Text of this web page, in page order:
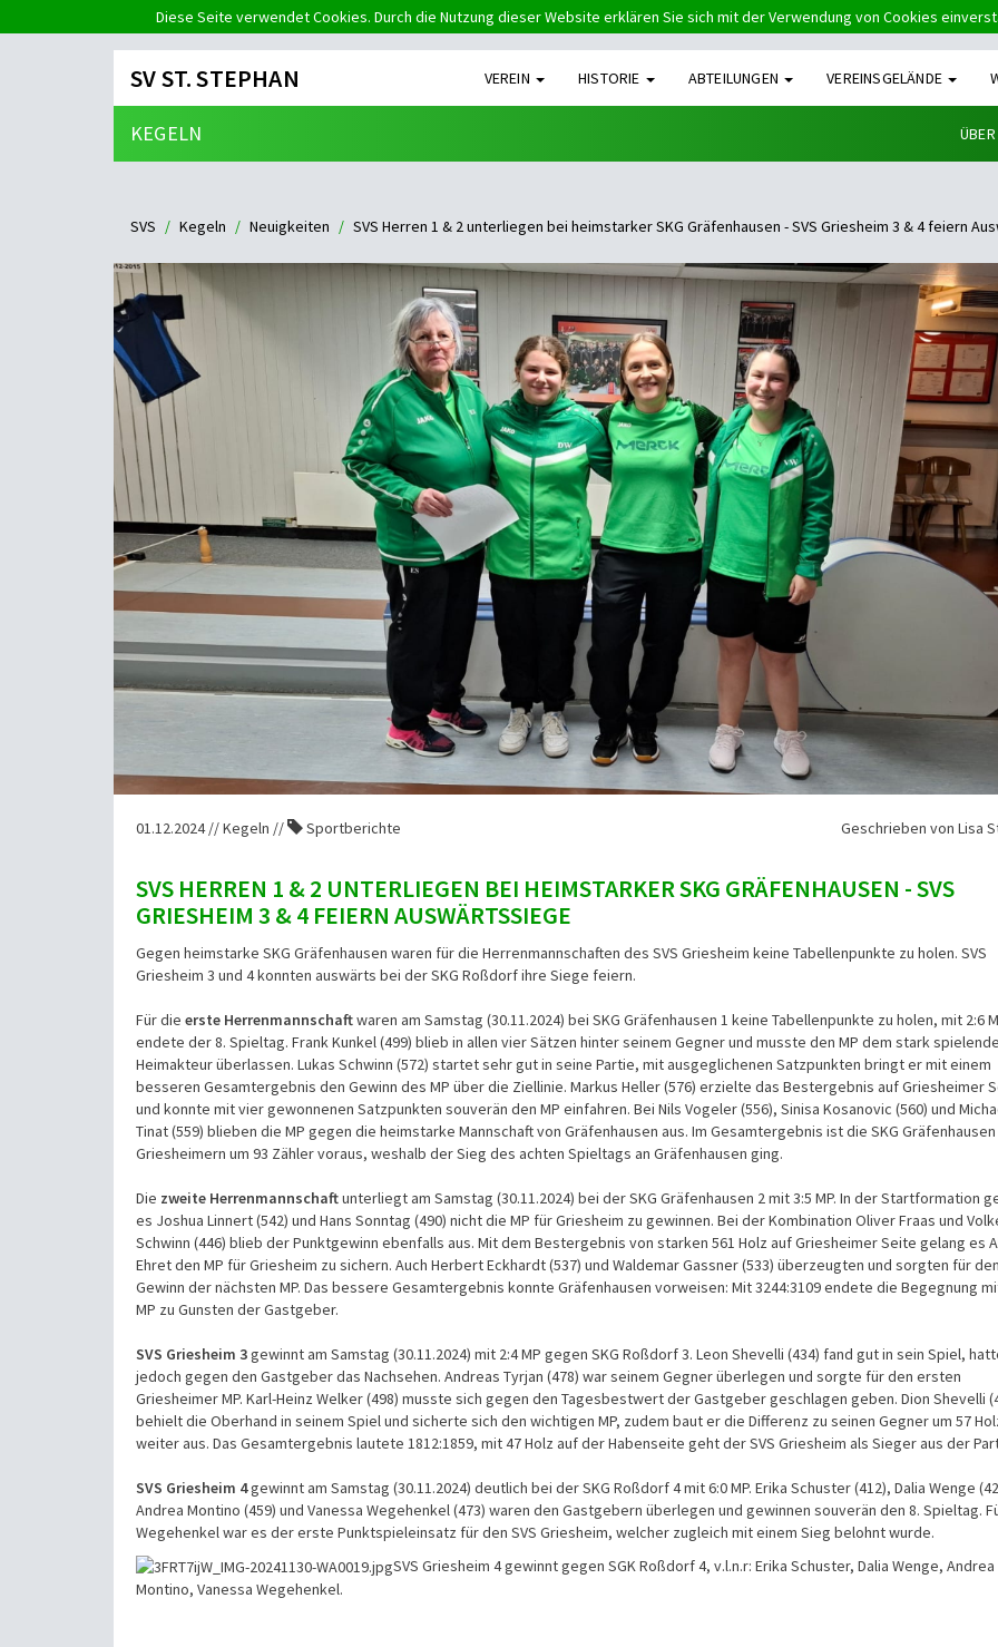
Diese Seite verwendet Cookies. Durch die Nutzung dieser Website erklären Sie sich mit der Verwendung von Cookies
SV ST. STEPHAN VEREIN HISTORIE ABTEILUNGEN VEREINSGELÄNDE
KEGELN
SVS Kegeln Neuigkeiten SVS Herren 1 & 2 unterliegen bei heimstarker SKG Gräfenhausen - SVS Griesheim 3 & 4 feiern
01.12.2024 // Kegeln // Sportberichte Geschrieben von Lisa
SVS HERREN 1 & 2 UNTERLIEGEN BEI HEIMSTARKER SKG GRÄFENHAUSEN - SVS
GRIESHEIM 3 & 4 FEIERN AUSWÄRTSSIEGE
Gegen heimstarke SKG Gräfenhausen waren für die Herrenmannschaften des SVS Griesheim keine Tabellenpunkte zu holen. SVS
Griesheim 3 und 4 konnten auswärts bei der SKG Roßdorf ihre Siege feiern.
Für die erste Herrenmannschaftwaren am Samstag (30.11.2024) bei SKG Gräfenhausen 1 keine Tabellenpunkte zu holen, mit 2:6
endete der 8. Spieltag. Frank Kunkel (499) blieb in allen vier Sätzen hinter seinem Gegner und musste den MP dem stark
Heimakteur überlassen. Lukas Schwinn (572) startet sehr gut in seine Partie, mit ausgeglichenen Satzpunkten bringt er mit einem
besseren Gesamtergebnis den Gewinn des MP über die Ziellinie. Markus Heller (576) erzielte das Bestergebnis auf Griesheimer
und konnte mit vier gewonnenen Satzpunkten souverän den MP einfahren. Bei Nils Vogeler (556), Sinisa Kosanovic (560) und
Tinat (559) blieben die MP gegen die heimstarke Mannschaft von Gräfenhausen aus. Im Gesamtergebnis ist die SKG
Griesheimern um 93 Zähler voraus, weshalb der Sieg des achten Spieltags an Gräfenhausen ging.
Die zweite Herrenmannschaftunterliegt am Samstag (30.11.2024) bei der SKG Gräfenhausen 2 mit 3:5 MP. In der Startformation
es Joshua Linnert (542) und Hans Sonntag (490) nicht die MP für Griesheim zu gewinnen. Bei der Kombination Oliver Fraas und
Schwinn (446) blieb der Punktgewinn ebenfalls aus. Mit dem Bestergebnis von starken 561 Holz auf Griesheimer Seite gelang es
Ehret den MP für Griesheim zu sichern. Auch Herbert Eckhardt (537) und Waldemar Gassner (533) überzeugten und sorgten für den
Gewinn der nächsten MP. Das bessere Gesamtergebnis konnte Gräfenhausen vorweisen: Mit 3244:3109 endete die Begegnung
MP zu Gunsten der Gastgeber.
SVS Griesheim 3gewinnt am Samstag (30.11.2024) mit 2:4 MP gegen SKG Roßdorf 3. Leon Shevelli (434) fand gut in sein Spiel,
jedoch gegen den Gastgeber das Nachsehen. Andreas Tyrjan (478) war seinem Gegner überlegen und sorgte für den ersten
Griesheimer MP. Karl-Heinz Welker (498) musste sich gegen den Tagesbestwert der Gastgeber geschlagen geben. Dion Shevelli
behielt die Oberhand in seinem Spiel und sicherte sich den wichtigen MP, zudem baut er die Differenz zu seinen Gegner um 57
weiter aus. Das Gesamtergebnis lautete 1812:1859, mit 47 Holz auf der Habenseite geht der SVS Griesheim als Sieger aus der
SVS Griesheim 4gewinnt am Samstag (30.11.2024) deutlich bei der SKG Roßdorf 4 mit 6:0 MP. Erika Schuster (412), Dalia Wenge
Andrea Montino (459) und Vanessa Wegehenkel (473) waren den Gastgebern überlegen und gewinnen souverän den 8. Spieltag.
Wegehenkel war es der erste Punktspieleinsatz für den SVS Griesheim, welcher zugleich mit einem Sieg belohnt wurde.
SVS Griesheim 4 gewinnt gegen SGK Roßdorf 4, v.l.n.r: Erika Schuster, Dalia Wenge, Andrea
Montino, Vanessa Wegehenkel.